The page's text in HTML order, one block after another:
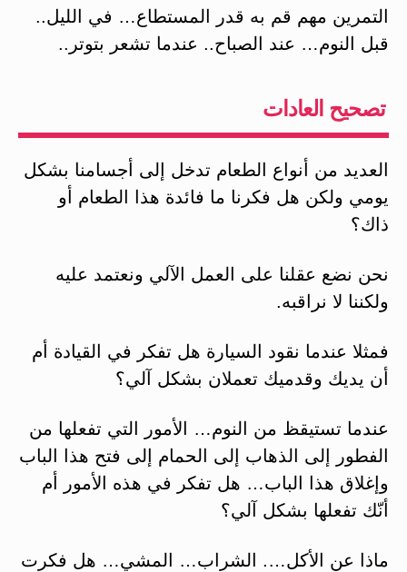
التمرين مهم قم به قدر المستطاع… في الليل..
قبل النوم… عند الصباح.. عندما تشعر بتوتر..
تصحيح العادات
العديد من أنواع الطعام تدخل إلى أجسامنا بشكل
يومي ولكن هل فكرنا ما فائدة هذا الطعام أو
ذاك؟
نحن نضع عقلنا على العمل الآلي ونعتمد عليه
ولكننا لا نراقبه.
فمثلا عندما نقود السيارة هل تفكر في القيادة أم
أن يديك وقدميك تعملان بشكل آلي؟
عندما تستيقظ من النوم… الأمور التي تفعلها من
الفطور إلى الذهاب إلى الحمام إلى فتح هذا الباب
وإغلاق هذا الباب… هل تفكر في هذه الأمور أم
أنّك تفعلها بشكل آلي؟
ماذا عن الأكل…. الشراب… المشي… هل فكرت